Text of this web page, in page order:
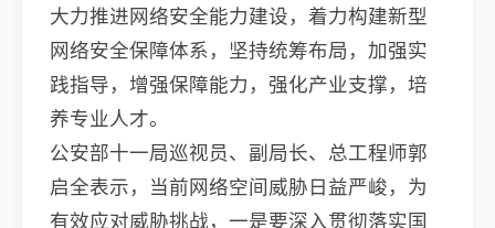
大力推进网络安全能力建设，着力构建新型
网络安全保障体系，坚持统筹布局，加强实
践指导，增强保障能力，强化产业支撑，培
养专业人才。
公安部十一局巡视员、副局长、总工程师郭
启全表示，当前网络空间威胁日益严峻，为
有效应对威胁挑战，一是要深入贯彻落实国